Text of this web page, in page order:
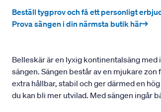
Beställ tygprov och få ett personligt
Prova sängen i din närmsta butik här→
Belleskär är en lyxig kontinentalsäng
sängen. Sängen består av en mjukare
extra hållbar, stabil och ger därmed en
du kan bli mer utvilad. Med sängen ingår